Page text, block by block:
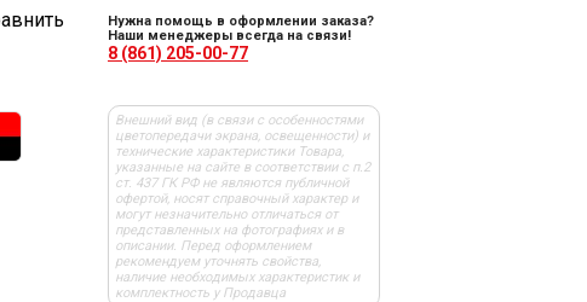
Нужна помощь в оформлении заказа?
Наши менеджеры всегда на связи!
8 (861) 205-00-77
Внешний вид (в связи с особенностями
цветопередачи экрана, освещенности) и
технические характеристики Товара,
указанные на сайте в соответствии с п.2
ст. 437 ГК РФ не являются публичной
офертой, носят справочный характер и
могут незначительно отличаться от
представленных на фотографиях и в
описании. Перед оформлением
рекомендуем уточнять свойства,
наличие необходимых характеристик и
комплектность у Продавца